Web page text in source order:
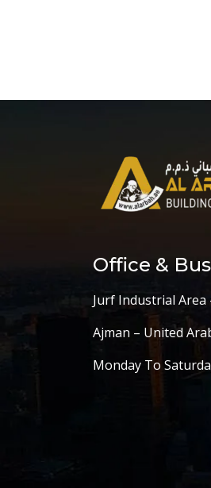
Office &
Jurf Industrial Area
Ajman – United
Monday To